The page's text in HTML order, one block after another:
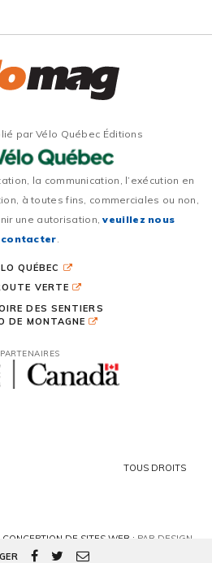
par Vélo Québec Éditions
la communication, l’exécution en
à toutes fins, commerciales ou non,
une autorisation,veuillez nous
contacter.
QUÉBEC
VERTE
DES SENTIERS
DE MONTAGNE
PARTENAIRES
TOUS DROITS
CONCEPTION DE SITES WEB : PAR DESIGN,
AGENCE WEB